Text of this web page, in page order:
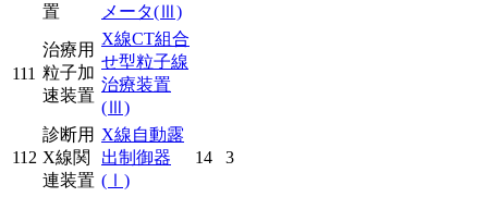
置
メータ(Ⅲ)
111
治療用
粒子加
速装置
X線CT組合
せ型粒子線
治療装置
(Ⅲ)
112
診断用
X線関
連装置
X線自動露
出制御器
(Ⅰ)
14 3